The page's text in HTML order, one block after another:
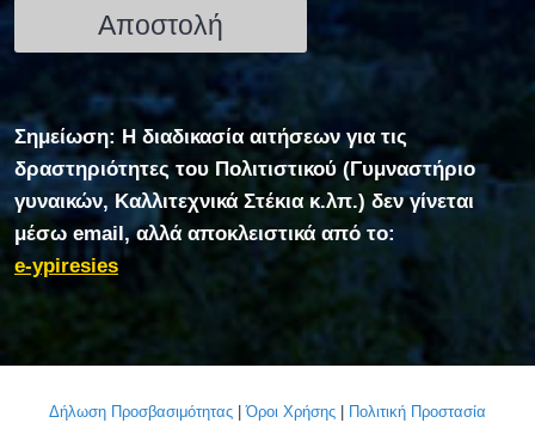
Σημείωση: Η διαδικασία αιτήσεων για τις
δραστηριότητες του Πολιτιστικού (Γυμναστήριο
γυναικών, Καλλιτεχνικά Στέκια κ.λπ.) δεν γίνεται
μέσω email, αλλά αποκλειστικά από το:
e-ypiresies
Δήλωση Προσβασιμότητας |Όροι Χρήσης
Πολιτική Προστασία